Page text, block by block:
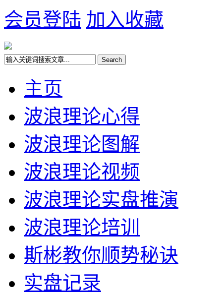
会员登陆 加入收藏
主页
波浪理论心得
波浪理论图解
波浪理论视频
波浪理论实盘推演
波浪理论培训
斯彬教你顺势秘诀
实盘记录